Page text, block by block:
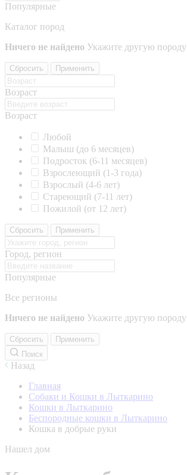
Популярные
Каталог пород
Ничего не найдено Укажите другую породу
Сбросить Применить
Возраст
Возраст
Любой
Малыш (до 6 месяцев)
Подросток (6-11 месяцев)
Взрослеющий (1-3 года)
Взрослый (4-6 лет)
Стареющий (7-11 лет)
Пожилой (от 12 лет)
Сбросить Применить
Город, регион
Популярные
Все регионы
Ничего не найдено Укажите другую породу
Сбросить
Применить
Поиск
Назад
Главная
Собаки и Кошки в Лыткарино
Кошки в Лыткарино
Беспородные кошки в Лыткарино
Кошка в добрые руки
Нашел дом